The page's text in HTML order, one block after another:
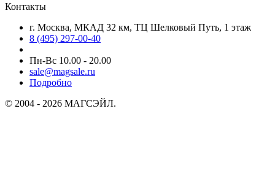
Контакты
г. Москва, МКАД 32 км, ТЦ Шелковый Путь, 1 этаж
8 (495) 297-00-40
Пн-Вс 10.00 - 20.00
sale@magsale.ru
Подробно
© 2004 - 2026 МАГСЭЙЛ.